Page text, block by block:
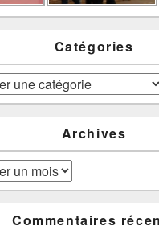
Catégories
Archives
Commentaires